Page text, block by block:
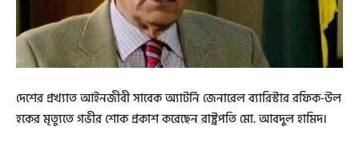
দেশের প্রখ্যাত আইনজীবী সাবেক অ্যাটর্নি জেনারেল ব্যারিস্টার রফিক-উল
হকের মৃত্যুতে গভীর শোক প্রকাশ করেছেন রাষ্ট্রপতি মো. আবদুল হামিদ।